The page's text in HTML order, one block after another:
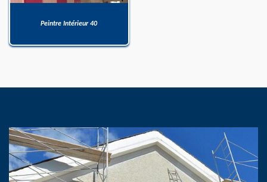
Peintre Intérieur 40